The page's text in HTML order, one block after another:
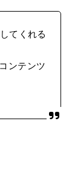
てくれる
ンテンツ